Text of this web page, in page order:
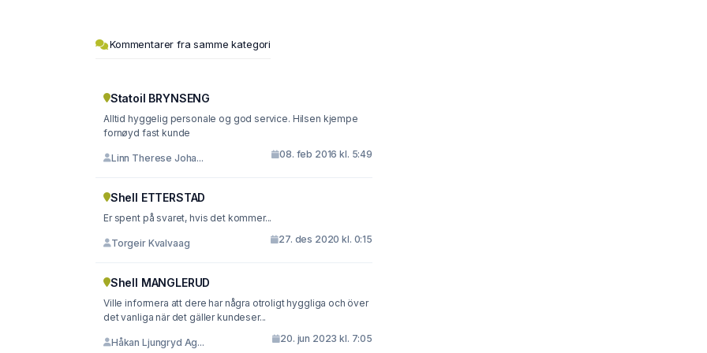
Kommentarer fra samme kategori
Statoil BRYNSENG
Alltid hyggelig personale og god service. Hilsen kjempe
fornøyd fast kunde
Linn Therese Joha... 08. feb 2016 kl. 5:49
Shell ETTERSTAD
Er spent på svaret, hvis det kommer...
Torgeir Kvalvaag 27. des 2020 kl. 0:15
Shell MANGLERUD
Ville informera att dere har några otroligt hyggliga och över
det vanliga när det gäller kundeser...
Håkan Ljungryd Ag... 20. jun 2023 kl. 7:05